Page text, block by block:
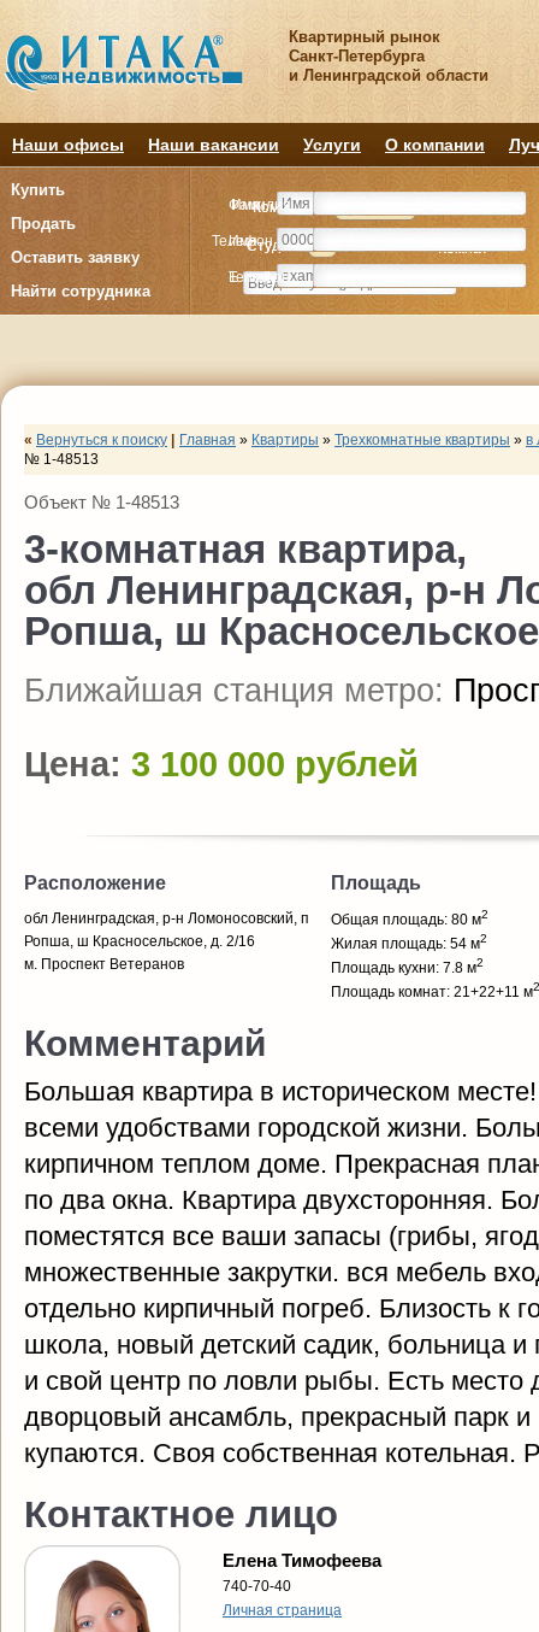
Квартирный рынок
Санкт-Петербурга
и Ленинградской области
Наши офисы Наши вакансии Услуги О компании
Купить
Продать
Оставить заявку
Найти сотрудника
Комнату
Студия Комнат
Комнату
Студия Комнат
Имя
Телефон
E-mail
Фамилия
Имя
Телефон
« Вернуться к поиску Главная » Квартиры » Трехкомнатные квартиры » в
№ 1-48513
Объект № 1-48513
3-комнатная квартира,
обл Ленинградская, р-н
Ропша, ш
Ближайшая станция метро:
Цена: 3 100 000 рублей
Расположение
обл Ленинградская, р-н Ломоносовский, п
Ропша, ш Красносельское, д. 2/16
м. Проспект Ветеранов
Площадь
Общая площадь: 80 м2
Жилая площадь: 54 м2
Площадь кухни: 7.8 м2
Площадь комнат: 21+22+11 м2
Комментарий
Большая квартира в историческом
всеми удобствами городской жизни.
кирпичном теплом доме. Прекрасная
по два окна. Квартира двухсторонняя.
поместятся все ваши запасы (грибы,
множественные закрутки. вся мебель
отдельно кирпичный погреб. Близость к
школа, новый детский садик, больница и
и свой центр по ловли рыбы. Есть место
дворцовый ансамбль, прекрасный парк и
купаются. Своя собственная котельная.
Контактное лицо
Елена Тимофеева
740-70-40
Личная страница